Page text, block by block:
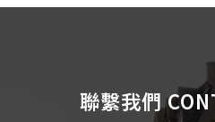
聯繫我們